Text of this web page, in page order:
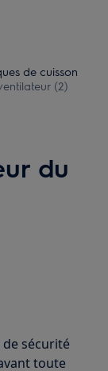
de cuisson
(2)
du
sécurité
toute